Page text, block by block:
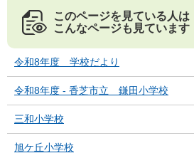
このページを見ている人は
こんなページも見ています
令和8年度 学校だより
令和8年度 - 香芝市立 鎌田小学校
三和小学校
旭ケ丘小学校